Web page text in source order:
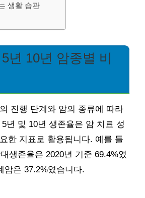
생활 습관
년 10년 암종별 비
진행 단계와 암의 종류에 따라
년 및 10년 생존율은 암 치료 성
한 지표로 활용됩니다. 예를 들
생존율은 2020년 기준 69.4%였
암은 37.2%였습니다.